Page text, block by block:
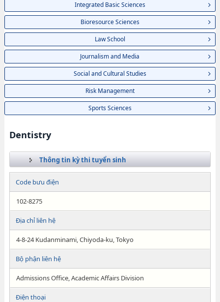
Integrated Basic Sciences
Bioresource Sciences
Law School
Journalism and Media
Social and Cultural Studies
Risk Management
Sports Sciences
Dentistry
Thông tin kỳ thi tuyển sinh
Code bưu điện
102-8275
Địa chỉ liên hệ
4-8-24 Kudanminami, Chiyoda-ku, Tokyo
Bộ phận liên hệ
Admissions Office, Academic Affairs Division
Điện thoại